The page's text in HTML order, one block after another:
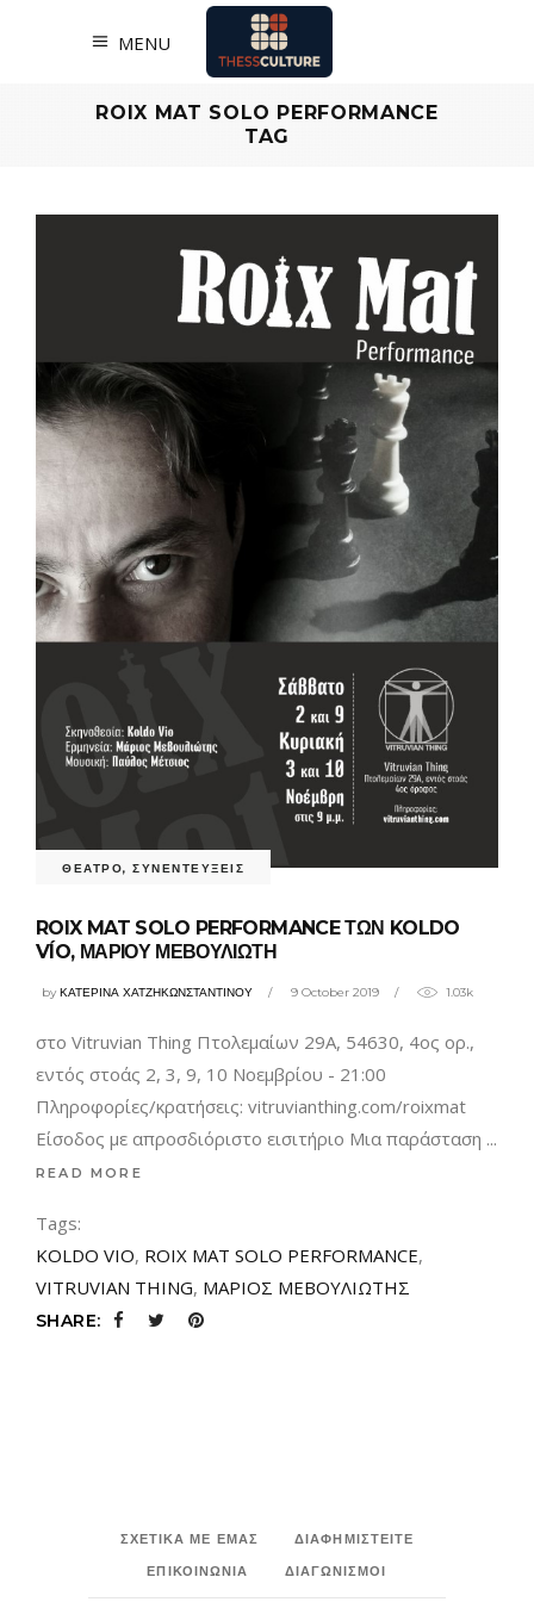
MENU
ROIX MAT SOLO PERFORMANCE
TAG
ΘΕΑΤΡΟ, ΣΥΝΕΝΤΕΥΞΕΙΣ
ROIX MAT SOLO PERFORMANCE ΤΩΝ KOLDO
VÍO, ΜΑΡΙΟΥ ΜΕΒΟΥΛΙΩΤΗ
byΚΑΤΕΡΙΝΑ ΧΑΤΖΗΚΩΝΣΤΑΝΤΙΝΟΥ 9 October 2019 1.03k
στο Vitruvian Thing Πτολεμαίων 29Α, 54630, 4ος ορ.,
εντός στοάς 2, 3, 9, 10 Νοεμβρίου - 21:00
Πληροφορίες/κρατήσεις: vitruvianthing.com/roixmat
Είσοδος με απροσδιόριστο εισιτήριο Μια παράσταση
READ MORE
Tags:
KOLDO VIO, ROIX MAT SOLO PERFORMANCE,
VITRUVIAN THING, ΜΑΡΙΟΣ ΜΕΒΟΥΛΙΩΤΗΣ
SHARE:
ΣΧΕΤΙΚΑ ΜΕ ΕΜΑΣ
ΔΙΑΦΗΜΙΣΤΕΙΤΕ
ΕΠΙΚΟΙΝΩΝΙΑ
ΔΙΑΓΩΝΙΣΜΟΙ